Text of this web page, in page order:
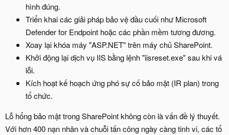
hình đúng.
Triển khai các giải pháp bảo vệ đầu cuối như Microsoft
Defender for Endpoint hoặc các phần mềm tương đương.
Xoay lại khóa máy "ASP.NET" trên máy chủ SharePoint.
Khởi động lại dịch vụ IIS bằng lệnh "iisreset.exe" sau khi vá
lỗi.
Kích hoạt kế hoạch ứng phó sự cố bảo mật (IR plan) trong
tổ chức.
Lỗ hổng bảo mật trong SharePoint không còn là vấn đề lý thuyết.
Với hơn 400 nạn nhân và chuỗi tấn công ngày càng tinh vi, các tổ